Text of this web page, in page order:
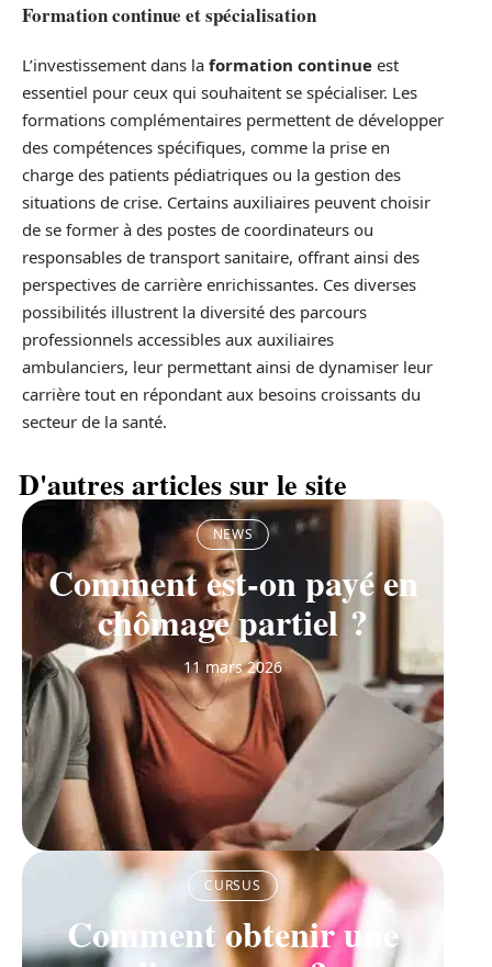
Formation continue et spécialisation
L’investissement dans la formation continue est
essentiel pour ceux qui souhaitent se spécialiser. Les
formations complémentaires permettent de développer
des compétences spécifiques, comme la prise en
charge des patients pédiatriques ou la gestion des
situations de crise. Certains auxiliaires peuvent choisir
de se former à des postes de coordinateurs ou
responsables de transport sanitaire, offrant ainsi des
perspectives de carrière enrichissantes. Ces diverses
possibilités illustrent la diversité des parcours
professionnels accessibles aux auxiliaires
ambulanciers, leur permettant ainsi de dynamiser leur
carrière tout en répondant aux besoins croissants du
secteur de la santé.
D'autres articles sur le site
NEWS
Comment est-on payé en
chômage partiel ?
11 mars 2026
CURSUS
Comment obtenir une